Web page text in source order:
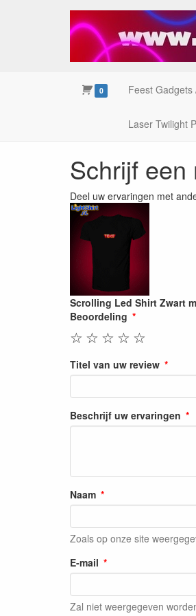
0 Feest
Laser Twilight
Schrijf een
Deel uw ervaringen met
Scrolling Led Shirt Zwart
Beoordeling
☆
☆
☆
☆
☆
Titel van uw review
Beschrijf uw ervaringen
Naam
Zoals op onze site
E-mail
Zal niet weergegeven